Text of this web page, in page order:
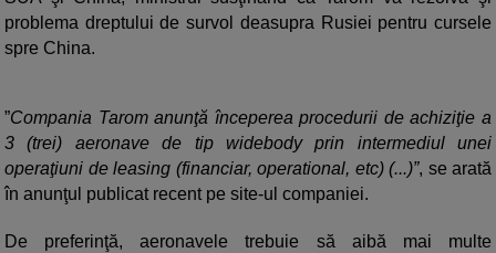
problema dreptului de survol deasupra Rusiei pentru cursele
spre China.
”Compania Tarom anunţă începerea procedurii de achiziţie a
3 (trei) aeronave de tip widebody prin intermediul unei
operaţiuni de leasing (financiar, operational, etc) (...)”, se arată
în anunţul publicat recent pe site-ul companiei.
De preferinţă, aeronavele trebuie să aibă mai multe